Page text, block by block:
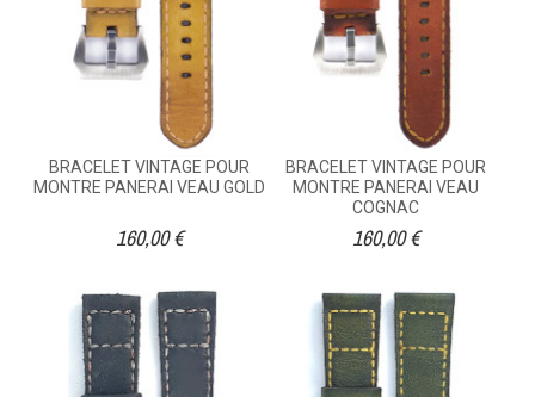
BRACELET VINTAGE POUR
MONTRE PANERAI VEAU GOLD
160,00 €
BRACELET VINTAGE POUR
MONTRE PANERAI VEAU
COGNAC
160,00 €